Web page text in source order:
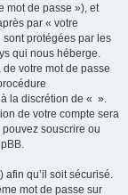
mot de passe »), et
par « votre
protégées par les
qui nous héberge.
votre mot de passe
à la discrétion de « ».
de votre compte sera
souscrire ou
afin qu’il soit sécurisé.
mot de passe sur